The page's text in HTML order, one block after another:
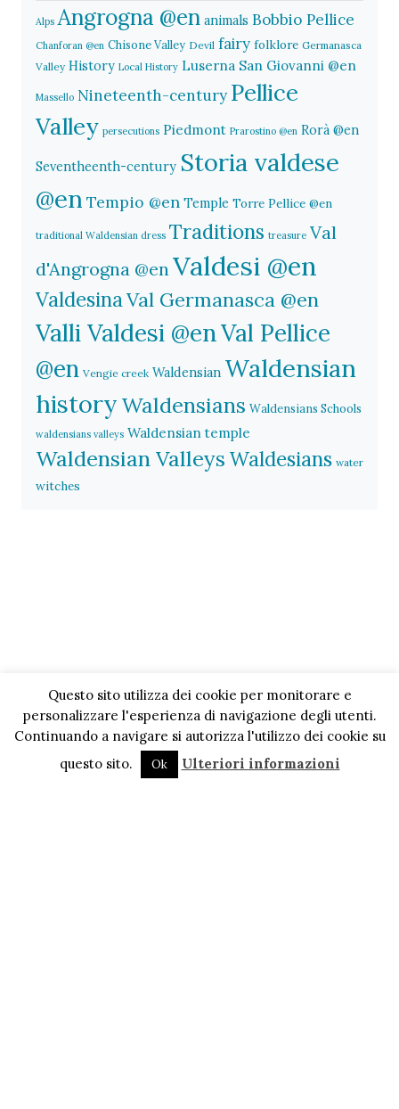
Alps Angrogna @en animals Bobbio Pellice
Chanforan @en Chisone Valley Devil fairy folklore Germanasca
Valley History Local History Luserna San Giovanni @en
Massello Nineteenth-century Pellice
Valley persecutions Piedmont Prarostino @en Rorà @en
Seventheenth-century Storia valdese
@en Tempio @en Temple Torre Pellice @en
traditional Waldensian dress Traditions treasure Val
d'Angrogna @enValdesi @en
ValdesinaVal Germanasca @en
Valli Valdesi @enVal Pellice
@en Vengie creek Waldensian Waldensian
historyWaldensians Waldensians Schools
waldensians valleys Waldensian temple
Waldensian Valleys Waldesians water
witches
Questo sito utilizza dei cookie per monitorare e
personalizzare l'esperienza di navigazione degli utenti.
Continuando a navigare si autorizza l'utilizzo dei cookie su
questo sito.
Ok Ulteriori informazioni